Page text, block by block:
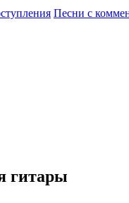
Песни с
гитары